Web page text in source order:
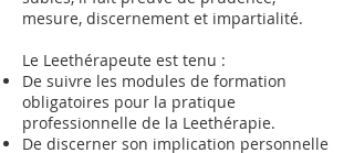
mesure, discernement et impartialité.
Le Leethérapeute est tenu :
De suivre les modules de formation
obligatoires pour la pratique
professionnelle de la Leethérapie.
De discerner son implication personnelle